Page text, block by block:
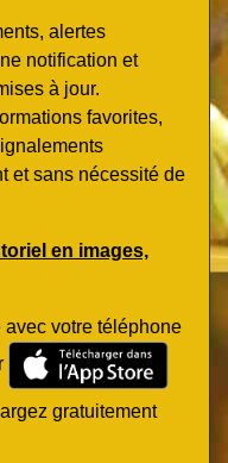
alertes
notification et
à jour.
favorites,
et sans nécessité de
en images,
votre téléphone
gratuitement